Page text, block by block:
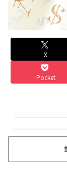
X
Pocket